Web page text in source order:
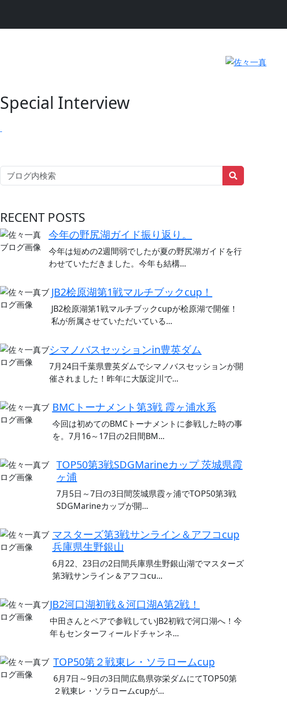
Special Interview
RECENT POSTS
今年の野尻湖ガイド振り返り。
今年は短めの2週間弱でしたが夏の野尻湖ガイドを行
わせていただきました。今年も結構...
JB2桧原湖第1戦マルチブックcup！
JB2桧原湖第1戦マルチブックcupが桧原湖で開催！
私が所属させていただいている...
シマノバスセッションin豊英ダム
7月24日千葉県豊英ダムでシマノバスセッションが開
催されました！昨年に大阪淀川で...
BMCトーナメント第3戦 霞ヶ浦水系
今回は初めてのBMCトーナメントに参戦した時の事
を。7月16～17日の2日間BM...
TOP50第3戦SDGMarineカップ 茨城県霞
ヶ浦
7月5日～7日の3日間茨城県霞ヶ浦でTOP50第3戦
SDGMarineカップが開...
マスターズ第3戦サンライン＆アフコcup
兵庫県生野銀山
6月22、23日の2日間兵庫県生野銀山湖でマスターズ
第3戦サンライン＆アフコcu...
JB2河口湖初戦＆河口湖A第2戦！
中田さんとペアで参戦していJB2初戦で河口湖へ！今
年もセンターフィールドチャンネ...
TOP50第２戦東レ・ソラロームcup
6月7日～9日の3日間広島県弥栄ダムにてTOP50第
２戦東レ・ソラロームcupが...